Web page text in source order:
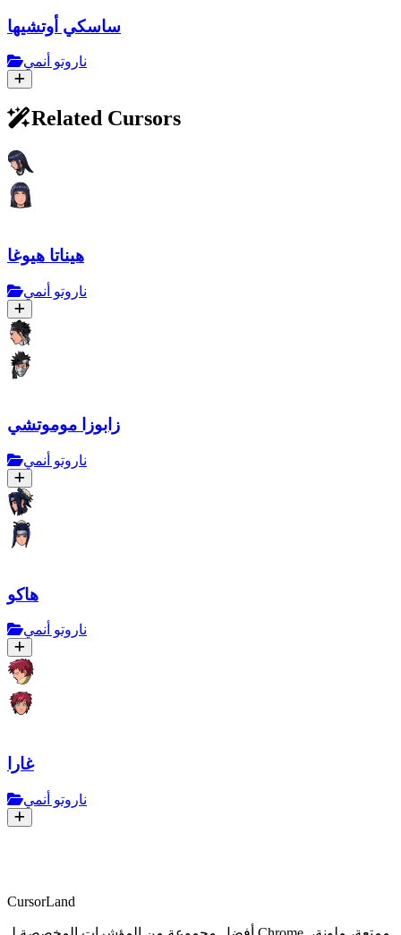
ساسكي أوتشيها
ناروتو أنمي
Related Cursors
هيناتا هيوغا
ناروتو أنمي
زابوزا موموتشي
ناروتو أنمي
هاكو
ناروتو أنمي
غارا
ناروتو أنمي
CursorLand